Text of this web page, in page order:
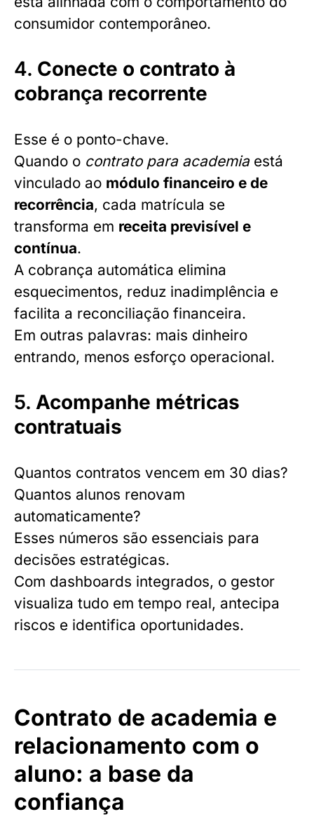
consumidor contemporâneo.
4. Conecte o contrato à
cobrança recorrente
Esse é o ponto-chave.
Quando o contrato para academiaestá
vinculado ao módulo financeiro e de
recorrência, cada matrícula se
transforma em receita previsível e
contínua.
A cobrança automática elimina
esquecimentos, reduz inadimplência e
facilita a reconciliação financeira.
Em outras palavras: mais dinheiro
entrando, menos esforço operacional.
5. Acompanhe métricas
contratuais
Quantos contratos vencem em 30 dias?
Quantos alunos renovam
automaticamente?
Esses números são essenciais para
decisões estratégicas.
Com dashboards integrados, o gestor
visualiza tudo em tempo real, antecipa
riscos e identifica oportunidades.
Contrato de academia e
relacionamento com o
aluno: a base da
confiança